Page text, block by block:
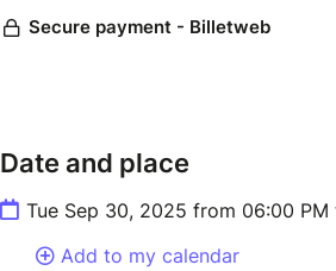
Événement gratuit sur inscription
Date and place
Tue Sep 30, 2025 from 06:00 PM
Add to my calendar